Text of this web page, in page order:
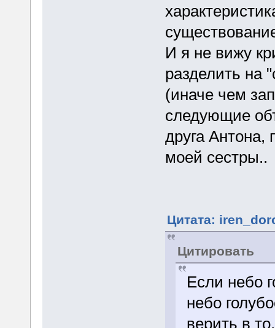
И я не вижу
разделить на
(иначе чем
следующие
друга Антона,
моей сестры..
Цитата:
Цитировать
Если небо
небо
верить в